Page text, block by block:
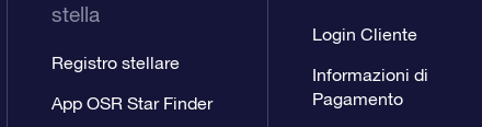
stella
Registro stellare
App OSR Star Finder
Login Cliente
Informazioni di
Pagamento